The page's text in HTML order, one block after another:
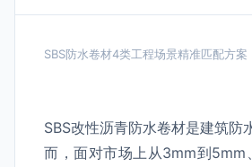
SBS防水卷材4类工程场景精准匹配方
SBS改性沥青防水卷材是建筑
而，面对市场上从3mm到